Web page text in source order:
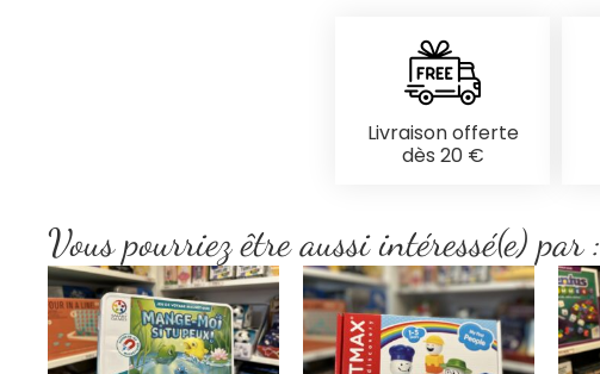
Livraison offerte
dès 20 €
Vous pourriez être aussi intéressé(e) par :